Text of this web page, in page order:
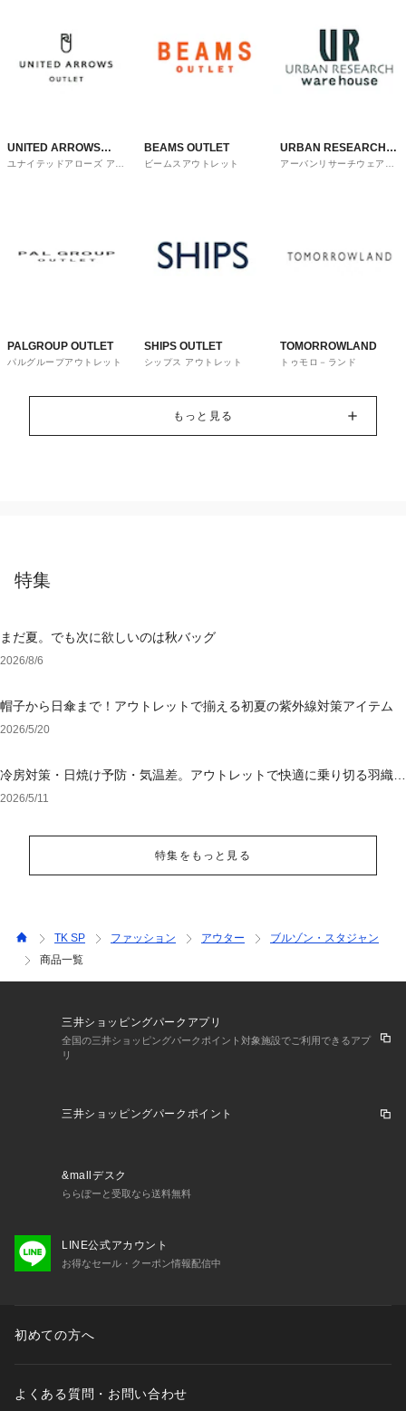
UNITED ARROWS
OUTLET
ユナイテッドアローズ アウ
BEAMS OUTLET
ビームスアウトレット
URBAN RESEARCH
ware house
アーバンリサーチウェアハ
PALGROUP OUTLET
パルグループアウトレット
SHIPS OUTLET
シップス アウトレット
TOMORROWLAND
トゥモロ－ランド
もっと見る
特集
まだ夏。でも次に欲しいのは秋バッグ
2026/8/6
帽子から日傘まで！アウトレットで揃える初夏の紫外線対策アイテム
2026/5/20
冷房対策・日焼け予防・気温差。アウトレットで快適に乗り切る羽織り
選び
2026/5/11
特集をもっと見る
TK SP ファッション アウター
ブルゾン・スタジャン
商品一覧
三井ショッピングパークアプリ
全国の三井ショッピングパークポイント対象施設でご利用できるアプ
リ
三井ショッピングパークポイント
&mallデスク
ららぽーと受取なら送料無料
LINE公式アカウント
お得なセール・クーポン情報配信中
初めての方へ
よくある質問・お問い合わせ